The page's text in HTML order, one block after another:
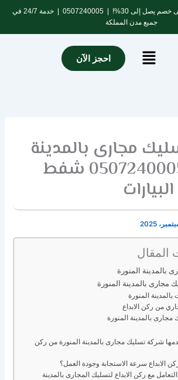
يصل إلى 30%! | 0507240005
| خدمة 24/7 في
جميع مدن المملكة
Menu احجز الآن
مجارى بالمدينة
المنورة 0507240005 شفط
المقال
بالمدينة المنورة
بالمدينة المنورة
المنورة
من ركن الابداع
بالمدينة المنورة
شركة تسليك مجارى بالمدينة المنورة من ركن
سرعة الاستجابة وجودة العمل؟
مع ركن الابداع لتسليك المجارى بالمدينة